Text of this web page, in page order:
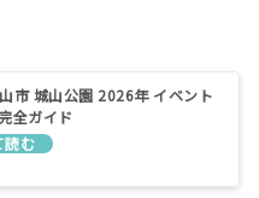
山市 城山公園 2026年 イベント
全ガイド